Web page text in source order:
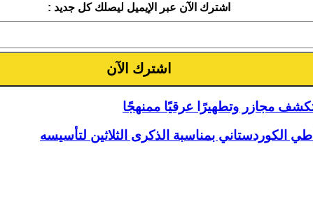
اشترك الآن عبر الإيميل ليصلك كل جديد :
مجازر وتطهيرًا عرقيًا ممنهجًا
الكوردستاني بمناسبة الذكرى الثلاثين لتأسيسه